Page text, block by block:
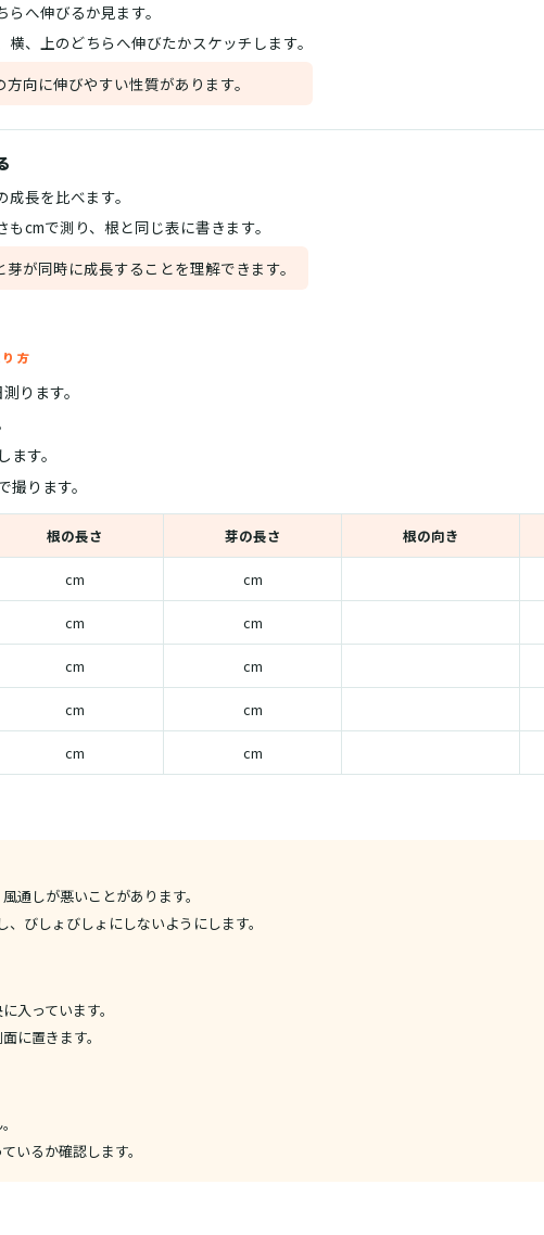
らへ伸びるか見ます。
横、上のどちらへ伸びたかスケッチします。
向に伸びやすい性質があります。
成長を比べます。
もcmで測り、根と同じ表に書きます。
芽が同時に成長することを理解できます。
方
ります。
す。
撮ります。
根の長さ 芽の長さ 根の向き
cm cm
cm cm
cm cm
cm cm
cm cm
通しが悪いことがあります。
、びしょびしょにしないようにします。
入っています。
に置きます。
いるか確認します。